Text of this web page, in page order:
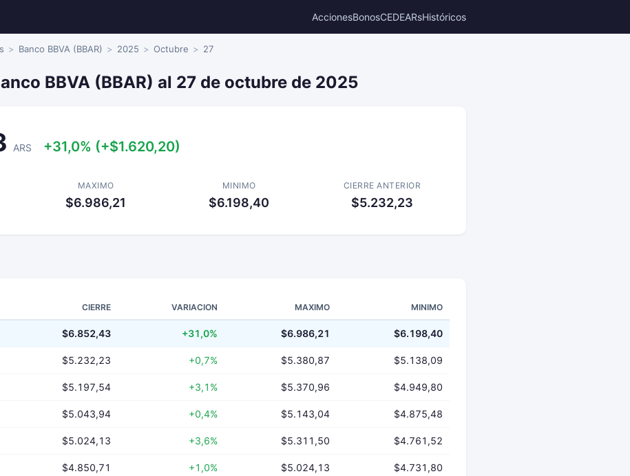
AccionesBonosCEDEARsHistóricos
Banco BBVA (BBAR) 2025 Octubre 27
BBVA (BBAR) al 27 de octubre de 2025
ARS +31,0% (+$1.620,20)
MAXIMO
$6.986,21
MINIMO
$6.198,40
CIERRE ANTERIOR
$5.232,23
CIERRE VARIACION MAXIMO MINIMO
$6.852,43 +31,0% $6.986,21 $6.198,40
$5.232,23 +0,7% $5.380,87 $5.138,09
$5.197,54 +3,1% $5.370,96 $4.949,80
$5.043,94 +0,4% $5.143,04 $4.875,48
$5.024,13 +3,6% $5.311,50 $4.761,52
$4.850,71 +1,0% $5.024,13 $4.731,80